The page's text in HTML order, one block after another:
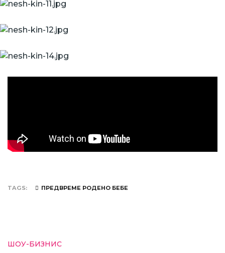
TAGS ПРЕДВРЕМЕ РОДЕНО БЕБЕ
ШОУ-БИЗНИС